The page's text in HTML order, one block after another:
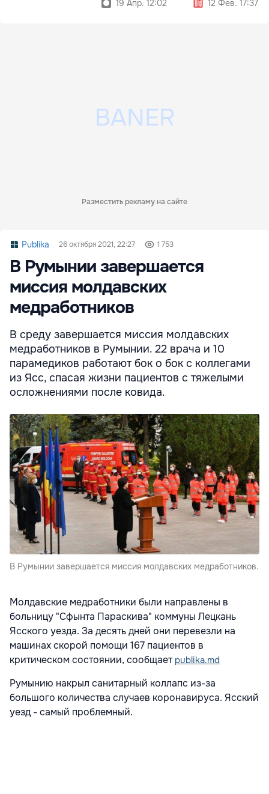
19 Апр. 12:02 12 Фев. 17:37
Разместить рекламу на сайте
Publika 26 октября 2021, 22:27 1 753
В Румынии завершается
миссия молдавских
медработников
В среду завершается миссия молдавских
медработников в Румынии. 22 врача и 10
парамедиков работают бок о бок с коллегами
из Ясс, спасая жизни пациентов с тяжелыми
осложнениями после ковида.
В Румынии завершается миссия молдавских медработников.
Молдавские медработники были направлены в
больницу "Сфынта Параскива" коммуны Лецкань
Ясского уезда. За десять дней они перевезли на
машинах скорой помощи 167 пациентов в
критическом состоянии, сообщает publika.md
Румынию накрыл санитарный коллапс из-за
большого количества случаев коронавируса. Ясский
уезд - самый проблемный.